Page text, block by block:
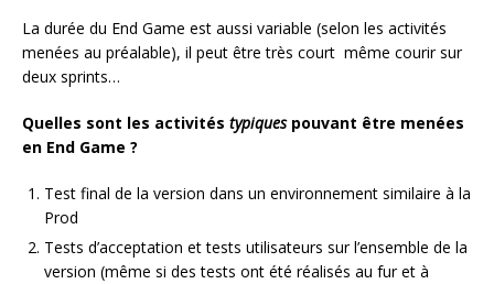
La durée du End Game est aussi variable (selon les activités
menées au préalable), il peut être très court même courir sur
deux sprints…
Quelles sont les activités typiquespouvant être menées
en End Game ?
Test final de la version dans un environnement similaire à la
Prod
Tests d’acceptation et tests utilisateurs sur l’ensemble de la
version (même si des tests ont été réalisés au fur et à